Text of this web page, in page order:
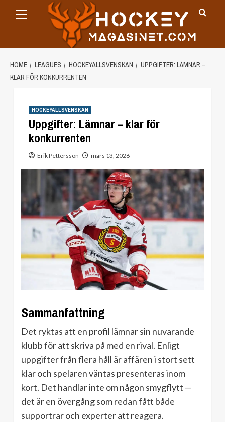
Menu
HOME LEAGUES HOCKEYALLSVENSKAN
UPPGIFTER: LÄMNAR –
KLAR FÖR KONKURRENTEN
HOCKEYALLSVENSKAN
Uppgifter: Lämnar – klar för
konkurrenten
Erik Pettersson mars 13, 2026
Sammanfattning
Det ryktas att en profil lämnar sin nuvarande
klubb för att skriva på med en rival. Enligt
uppgifter från flera håll är affären i stort sett
klar och spelaren väntas presenteras inom
kort. Det handlar inte om någon smygflytt —
det är en övergång som redan fått både
supportrar och experter att reagera.